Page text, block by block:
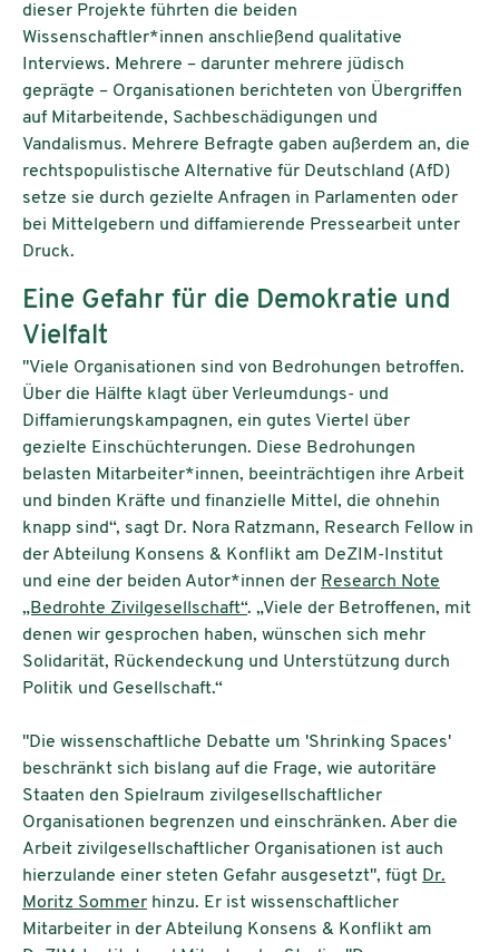
dieser Projekte führten die beiden
Wissenschaftler*innen anschließend qualitative
Interviews. Mehrere – darunter mehrere jüdisch
geprägte – Organisationen berichteten von Übergriffen
auf Mitarbeitende, Sachbeschädigungen und
Vandalismus. Mehrere Befragte gaben außerdem an, die
rechtspopulistische Alternative für Deutschland (AfD)
setze sie durch gezielte Anfragen in Parlamenten oder
bei Mittelgebern und diffamierende Pressearbeit unter
Druck.
Eine Gefahr für die Demokratie und
Vielfalt
"Viele Organisationen sind von Bedrohungen betroffen.
Über die Hälfte klagt über Verleumdungs- und
Diffamierungskampagnen, ein gutes Viertel über
gezielte Einschüchterungen. Diese Bedrohungen
belasten Mitarbeiter*innen, beeinträchtigen ihre Arbeit
und binden Kräfte und finanzielle Mittel, die ohnehin
knapp sind“, sagt Dr. Nora Ratzmann, Research Fellow in
der Abteilung Konsens & Konflikt am DeZIM-Institut
und eine der beiden Autor*innen der Research Note
„Bedrohte Zivilgesellschaft“. „Viele der Betroffenen, mit
denen wir gesprochen haben, wünschen sich mehr
Solidarität, Rückendeckung und Unterstützung durch
Politik und Gesellschaft.“
"Die wissenschaftliche Debatte um 'Shrinking Spaces'
beschränkt sich bislang auf die Frage, wie autoritäre
Staaten den Spielraum zivilgesellschaftlicher
Organisationen begrenzen und einschränken. Aber die
Arbeit zivilgesellschaftlicher Organisationen ist auch
hierzulande einer steten Gefahr ausgesetzt", fügt Dr.
Moritz Sommer hinzu. Er ist wissenschaftlicher
Mitarbeiter in der Abteilung Konsens & Konflikt am